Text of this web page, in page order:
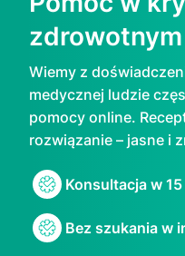
zdrowotnym
Wiemy z
medycznej ludzie
pomocy online.
rozwiązanie – jasne i
Konsultacja w
Bez szukania w